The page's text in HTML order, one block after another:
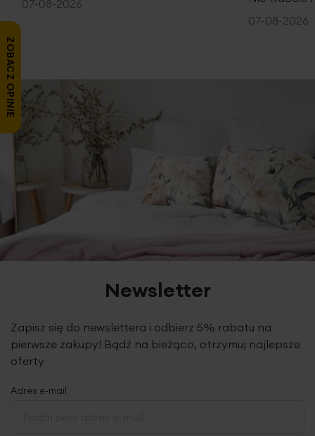
07-08-2026
07-08-2026
Newsletter
Zapisz się do newslettera i odbierz 5% rabatu na
pierwsze zakupy! Bądź na bieżąco, otrzymuj najlepsze
oferty
Adres e-mail
ZOBACZ OPINIE